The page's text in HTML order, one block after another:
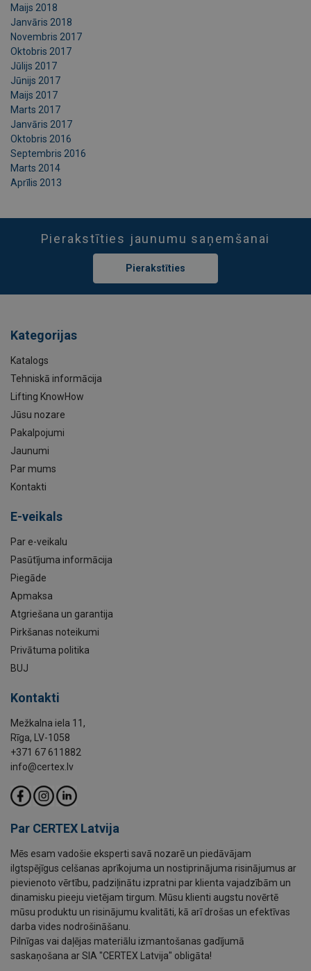
Maijs 2018
Janvāris 2018
Novembris 2017
Oktobris 2017
Jūlijs 2017
Jūnijs 2017
Maijs 2017
Marts 2017
Janvāris 2017
Oktobris 2016
Septembris 2016
Marts 2014
Aprīlis 2013
Pierakstīties jaunumu saņemšanai
Pierakstīties
Kategorijas
Katalogs
Tehniskā informācija
Lifting KnowHow
Jūsu nozare
Pakalpojumi
Jaunumi
Par mums
Kontakti
E-veikals
Par e-veikalu
Pasūtījuma informācija
Piegāde
Apmaksa
Atgriešana un garantija
Pirkšanas noteikumi
Privātuma politika
BUJ
Kontakti
Mežkalna iela 11,
Rīga, LV-1058
+371 67 611882
info@certex.lv
Par CERTEX Latvija
Mēs esam vadošie eksperti savā nozarē un piedāvājam
ilgtspējīgus celšanas aprīkojuma un nostiprinājuma risinājumus ar
pievienoto vērtību, padziļinātu izpratni par klienta vajadzībām un
dinamisku pieeju vietējam tirgum. Mūsu klienti augstu novērtē
mūsu produktu un risinājumu kvalitāti, kā arī drošas un efektīvas
darba vides nodrošināšanu.
Pilnīgas vai daļējas materiālu izmantošanas gadījumā
saskaņošana ar SIA "CERTEX Latvija" obligāta!